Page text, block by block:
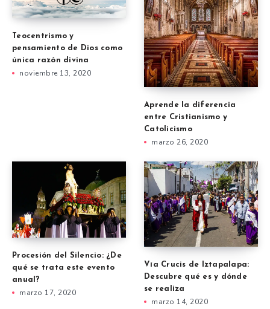
Teocentrismo y
pensamiento de Dios como
única razón divina
noviembre 13, 2020
Aprende la diferencia
entre Cristianismo y
Catolicismo
marzo 26, 2020
Procesión del Silencio: ¿De
qué se trata este evento
anual?
marzo 17, 2020
Vía Crucis de Iztapalapa:
Descubre qué es y dónde
se realiza
marzo 14, 2020